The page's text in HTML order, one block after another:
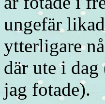
ungefär
ytterligare
där ute i
jag fotade).